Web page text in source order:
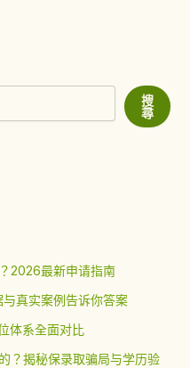
搜
尋
2026最新申请指南
真实案例告诉你答案
体系全面对比
？揭秘保录取骗局与学历验